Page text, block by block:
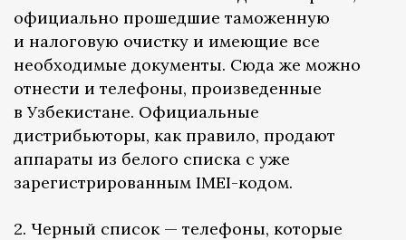
официально прошедшие таможенную
и налоговую очистку и имеющие все
необходимые документы. Сюда же можно
отнести и телефоны, произведенные
в Узбекистане. Официальные
дистрибьюторы, как правило, продают
аппараты из белого списка с уже
зарегистрированным IMEI-кодом.
2. Черный список — телефоны, которые